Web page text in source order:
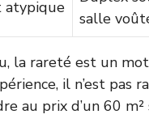
atypique
salle
la rareté est un
il n’est pas
au prix d’un 60